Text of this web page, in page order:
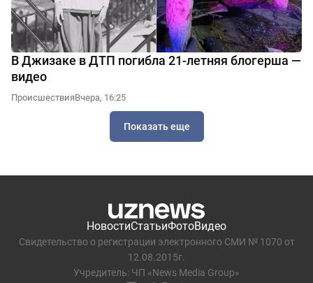
В Джизаке в ДТП погибла 21-летняя блогерша —
видео
ПроисшествияВчера, 16:25
Показать еще
НовостиСтатьиФотоВидео
Свидетельство о регистрации электронного СМИ № 1070 от
12.08.2015г.
Учредитель: ЧП «News Media Group»